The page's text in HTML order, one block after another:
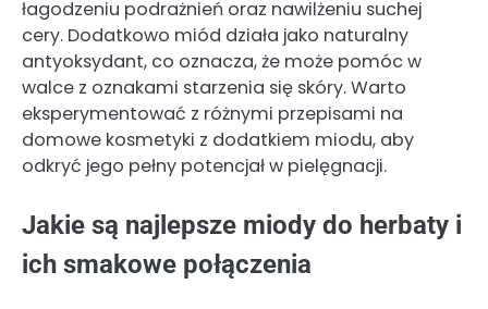
łagodzeniu podrażnień oraz nawilżeniu suchej
cery. Dodatkowo miód działa jako naturalny
antyoksydant, co oznacza, że może pomóc w
walce z oznakami starzenia się skóry. Warto
eksperymentować z różnymi przepisami na
domowe kosmetyki z dodatkiem miodu, aby
odkryć jego pełny potencjał w pielęgnacji.
Jakie są najlepsze miody do herbaty i
ich smakowe połączenia